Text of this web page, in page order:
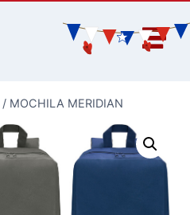
/ MOCHILA MERIDIAN